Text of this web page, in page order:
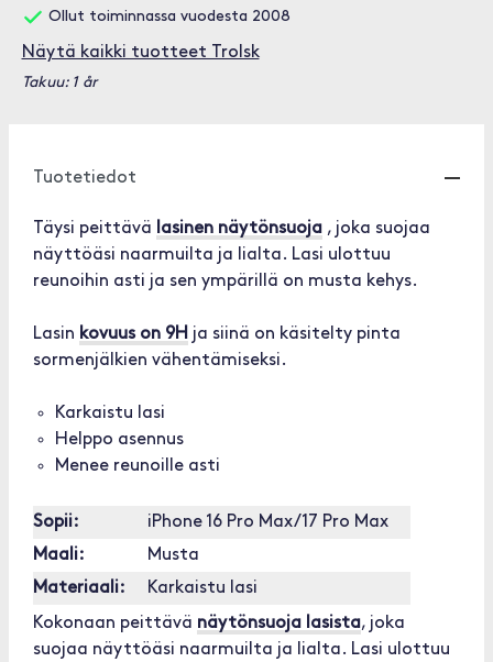
Ollut toiminnassa vuodesta 2008
Näytä kaikki tuotteet Trolsk
Takuu: 1 år
Tuotetiedot
Täysi peittävä lasinen näytönsuoja , joka suojaa
näyttöäsi naarmuilta ja lialta. Lasi ulottuu
reunoihin asti ja sen ympärillä on musta kehys.
Lasin kovuus on 9H ja siinä on käsitelty pinta
sormenjälkien vähentämiseksi.
Karkaistu lasi
Helppo asennus
Menee reunoille asti
Sopii:
iPhone 16 Pro Max/17 Pro Max
Maali:
Musta
Materiaali:
Karkaistu lasi
Kokonaan peittävä näytönsuoja lasista, joka
suojaa näyttöäsi naarmuilta ja lialta. Lasi ulottuu